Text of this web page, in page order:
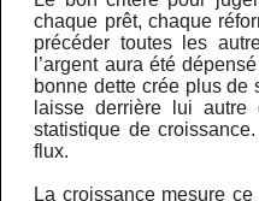
chaque prêt, chaque
précéder toutes les
l’argent aura été
bonne dette crée plus de
laisse derrière lui autre
statistique de
flux.
La croissance mesure